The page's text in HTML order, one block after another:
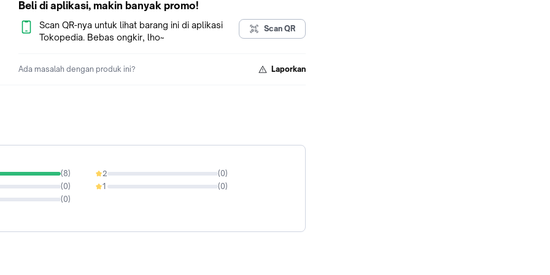
Beli di aplikasi, makin banyak promo!
Scan QR-nya untuk lihat barang ini di aplikasi
Tokopedia. Bebas ongkir, lho~
Scan QR
Ada masalah dengan produk ini? Laporkan
(8)
(0)
(0)
2 (0)
0%
1 (0)
0%